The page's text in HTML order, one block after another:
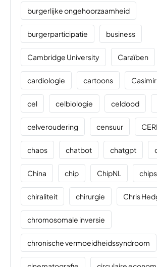
burgerlijke ongehoorzaamheid
burgerparticipatie business
Cambridge University Caraïben
cardiologie cartoons
cel celbiologie celdood
celveroudering censuur
chaos chatbot chatgpt
China chip ChipNL chips
chiraliteit chirurgie Chris
chromosomale inversie
chronische vermoeidheidssyndroom